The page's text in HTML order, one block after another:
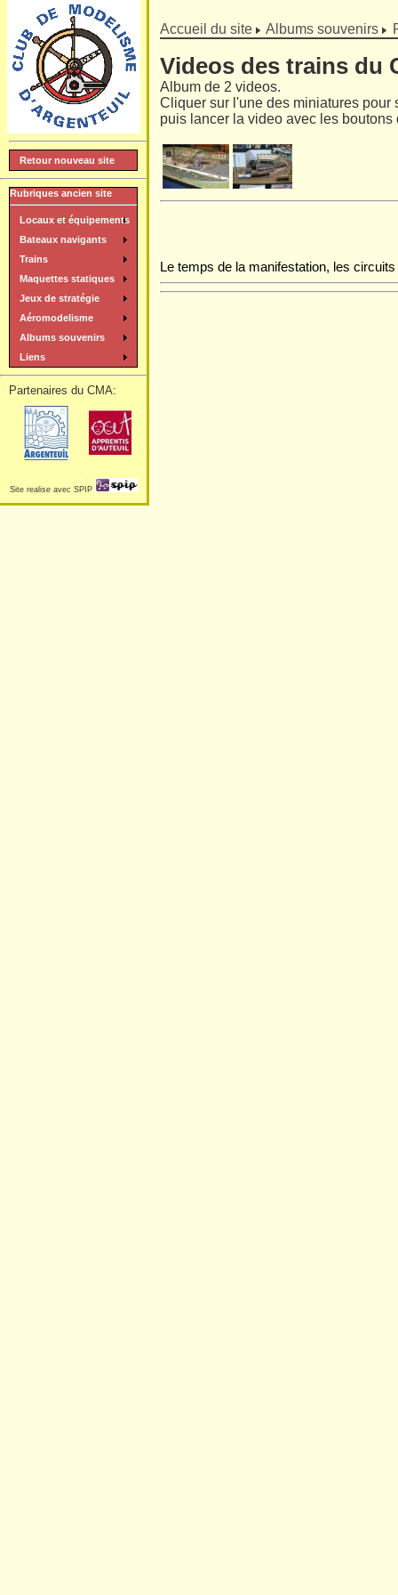
] Accueil du site Albums souvenirs
Videos des trains du
Album de 2 videos.
Cliquer sur l'une des miniatures
puis lancer la video avec les boutons
Le temps de la manifestation, les
Retour nouveau site
Rubriques ancien site
Locaux et équipements
Bateaux navigants
Trains
Maquettes statiques
Jeux de stratégie
Aéromodelisme
Albums souvenirs
Liens
Partenaires du CMA:
Site realise avec SPIP